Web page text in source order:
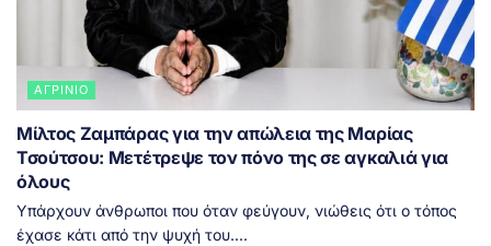
ΑΓΡΊΝΙΟ
Μίλτος Ζαμπάρας για την απώλεια της Μαρίας
Τσούτσου: Μετέτρεψε τον πόνο της σε αγκαλιά για
όλους
Υπάρχουν άνθρωποι που όταν φεύγουν, νιώθεις ότι ο τόπος
έχασε κάτι από την ψυχή του....